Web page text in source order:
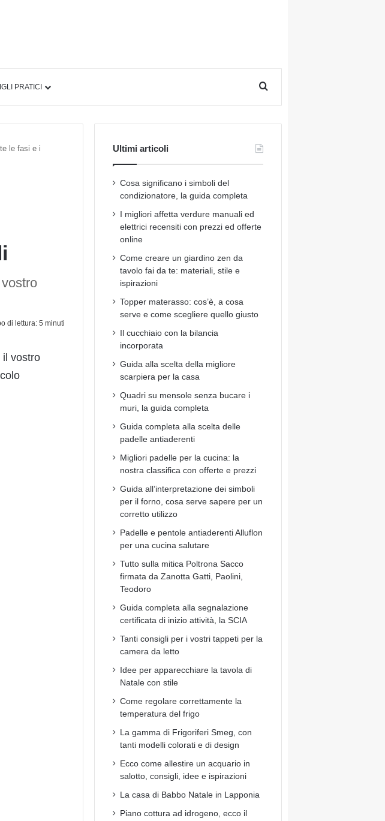
PRATICI
le fasi e i
di lettura: 5 minuti
il vostro
Ultimi articoli
Cosa significano i simboli del
condizionatore, la guida completa
I migliori affetta verdure manuali ed
elettrici recensiti con prezzi ed offerte
online
Come creare un giardino zen da
tavolo fai da te: materiali, stile e
ispirazioni
Topper materasso: cos’è, a cosa
serve e come scegliere quello giusto
Il cucchiaio con la bilancia
incorporata
Guida alla scelta della migliore
scarpiera per la casa
Quadri su mensole senza bucare i
muri, la guida completa
Guida completa alla scelta delle
padelle antiaderenti
Migliori padelle per la cucina: la
nostra classifica con offerte e prezzi
Guida all’interpretazione dei simboli
per il forno, cosa serve sapere per un
corretto utilizzo
Padelle e pentole antiaderenti Alluflon
per una cucina salutare
Tutto sulla mitica Poltrona Sacco
firmata da Zanotta Gatti, Paolini,
Teodoro
Guida completa alla segnalazione
certificata di inizio attività, la SCIA
Tanti consigli per i vostri tappeti per la
camera da letto
Idee per apparecchiare la tavola di
Natale con stile
Come regolare correttamente la
temperatura del frigo
La gamma di Frigoriferi Smeg, con
tanti modelli colorati e di design
Ecco come allestire un acquario in
salotto, consigli, idee e ispirazioni
La casa di Babbo Natale in Lapponia
Piano cottura ad idrogeno, ecco il